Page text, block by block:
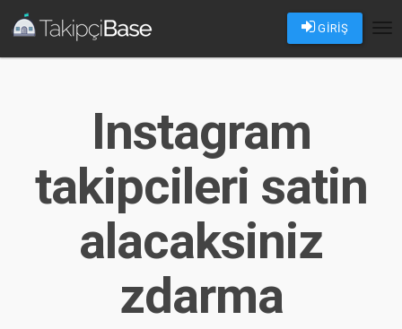
GİRİŞ
Instagram
takipcileri satin
alacaksiniz
zdarma